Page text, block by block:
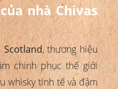
nhà Chivas
Scotland, thương hiệu
chinh phục thế giới
whisky tinh tế và đậm